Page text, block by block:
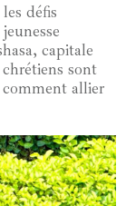
défis
capitale
sont
allier